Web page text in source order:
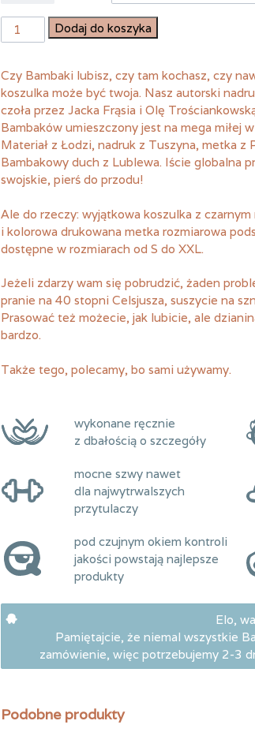
ilość
Koszulka
dla
facetów
i
facetek
Dodaj do koszyka
Czy Bambaki lubisz, czy tam kochasz, czy
koszulka może być twoja. Nasz autorski
czoła przez Jacka Frąsia i Olę
Bambaków umieszczony jest na mega miłej
Materiał z Łodzi, nadruk z Tuszyna, metka z
Bambakowy duch z Lublewa. Iście globalna
swojskie, pierś do przodu!
Ale do rzeczy: wyjątkowa koszulka z
i kolorowa drukowana metka rozmiarowa
dostępne w rozmiarach od S do XXL.
Jeżeli zdarzy wam się pobrudzić, żaden
pranie na 40 stopni Celsjusza, suszycie na
Prasować też możecie, jak lubicie, ale
bardzo.
Także tego, polecamy, bo sami używamy.
wykonane ręcznie
z dbałością o szczegóły
mocne szwy nawet
dla najwytrwalszych
przytulaczy
pod czujnym okiem kontroli
jakości powstają najlepsze
produkty
Elo,
Pamiętajcie, że niemal wszystkie
zamówienie, więc potrzebujemy 2-3
Podobne produkty